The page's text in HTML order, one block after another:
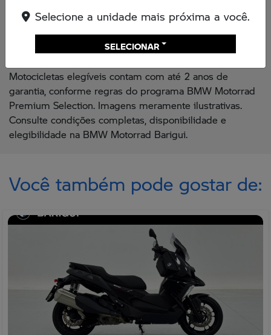
programa BMW Motorrad Premium Selection, mediante
disponibilidade de estoque na BMW Motorrad Barigui.
Taxa promocional de 0,99% sujeita à aprovação de
Motocicletas elegíveis contam com até 2 anos de
garantia, conforme regras do programa BMW Motorrad
Premium Selection. Imagens meramente ilustrativas.
Consulte condições completas, disponibilidade e
elegibilidade na BMW Motorrad Barigui.
Você também pode gostar de:
Selecione a unidade mais próxima a você.
SELECIONAR